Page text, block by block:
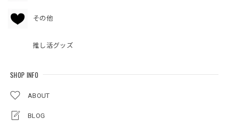
その他
推し活グッズ
SHOP INFO
ABOUT
BLOG